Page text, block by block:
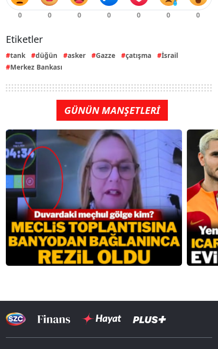
Etiketler
tank düğün asker Gazze çatışma
İsrail
Merkez Bankası
GÜNÜN MANŞETLERİ